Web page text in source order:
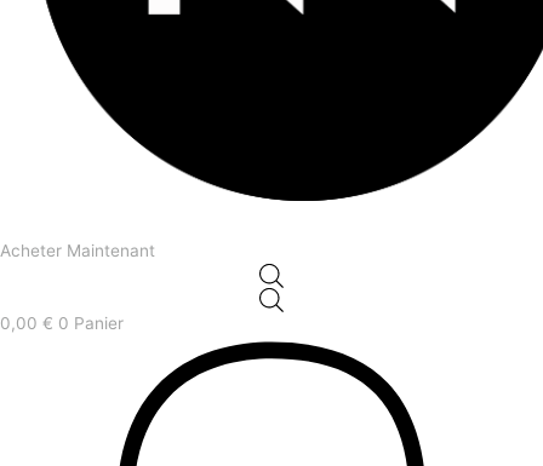
Acheter Maintenant
0,00 € 0 Panier